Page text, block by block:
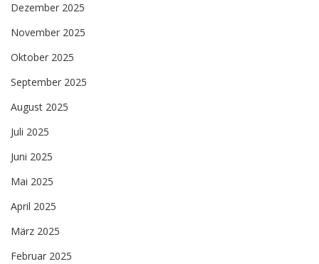
Dezember 2025
November 2025
Oktober 2025
September 2025
August 2025
Juli 2025
Juni 2025
Mai 2025
April 2025
März 2025
Februar 2025